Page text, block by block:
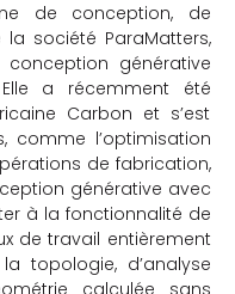
de conception, de
société ParaMatters,
générative
a récemment été
Carbon et s’est
comme l’optimisation
de fabrication,
générative avec
à la fonctionnalité de
de travail entièrement
topologie, d’analyse